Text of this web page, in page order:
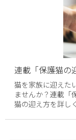
連載「保護猫の
猫を家族に迎えた
ませんか？連載「
猫の迎え方を詳し